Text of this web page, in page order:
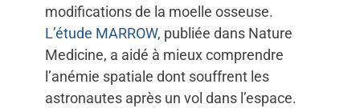
modifications de la moelle osseuse.
L’étude MARROW, publiée dans Nature
Medicine, a aidé à mieux comprendre
l’anémie spatiale dont souffrent les
astronautes après un vol dans l’espace.